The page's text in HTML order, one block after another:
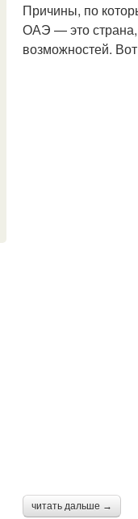
Причины, по
ОАЭ — это страна,
возможностей.
читать дальше →